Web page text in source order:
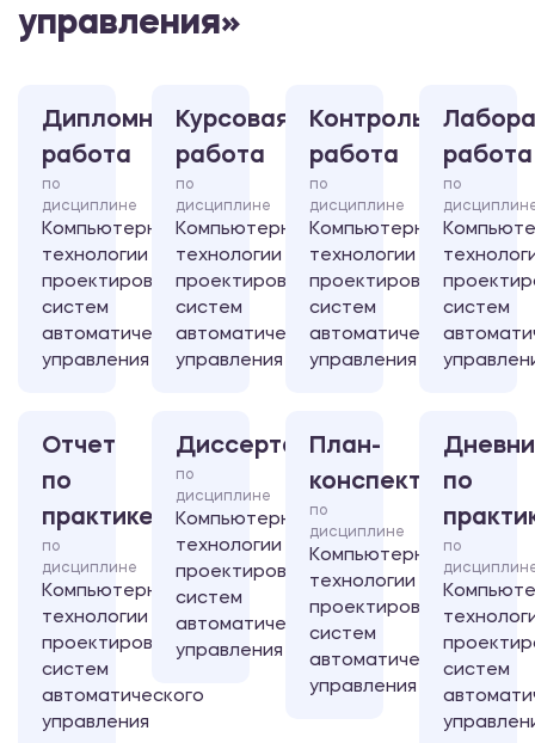
управления»
Дипломная
работа
по
дисциплине
Компьютерные
технологии
проектирования
систем
автоматического
управления
Курсовая
работа
по
дисциплине
Компьютерные
технологии
проектирования
систем
автоматического
управления
Контрольная
работа
по
дисциплине
Компьютерные
технологии
проектирования
систем
автоматического
управления
работа
по
систем
Отчет
по
практике
по
дисциплине
Компьютерные
технологии
проектирования
систем
автоматического
управления
Диссертация
по
дисциплине
Компьютерные
технологии
проектирования
систем
автоматического
управления
План-
конспект
по
дисциплине
Компьютерные
технологии
проектирования
систем
автоматического
управления
по
по
систем